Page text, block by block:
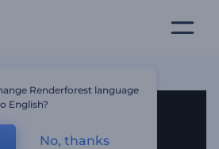
Renderforest language
English?
No, thanks